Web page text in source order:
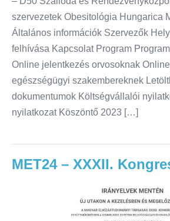
szervezetek Obesitológia Hungarica
Általános információk Szervezők
felhívása Kapcsolat Program
Online jelentkezés orvosoknak
egészségügyi szakembereknek
dokumentumok Költségvállalói
nyilatkozat Köszöntő 2023 […]
MET24 – XXXII.